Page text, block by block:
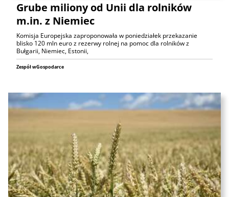
Grube miliony od Unii dla rolników
m.in. z Niemiec
Komisja Europejska zaproponowała w poniedziałek przekazanie
blisko 120 mln euro z rezerwy rolnej na pomoc dla rolników z
Bułgarii, Niemiec, Estonii,
Zespół wGospodarce